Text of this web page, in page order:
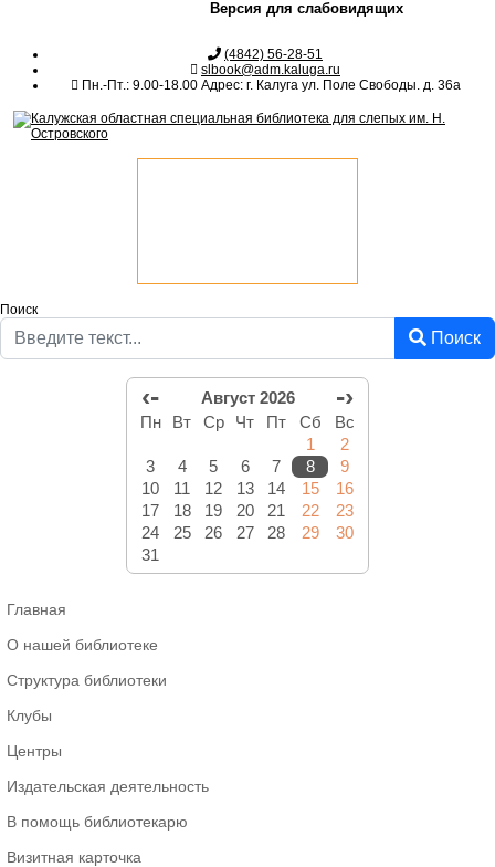
Версия для слабовидящих
(4842) 56-28-51
slbook@adm.kaluga.ru
Пн.-Пт.: 9.00-18.00 Адрес: г. Калуга ул. Поле Свободы. д. 36а
Поиск
Поиск
‹- Август 2026 -›
Пн Вт Ср Чт Пт Сб
Вс
1
2
3
4 5 6 7 8
9
10
11 12 13 14 15
16
17
18 19 20 21 22
23
24
25 26 27 28 29
30
31
Главная
О нашей библиотеке
Структура библиотеки
Клубы
Центры
Издательская деятельность
В помощь библиотекарю
Визитная карточка